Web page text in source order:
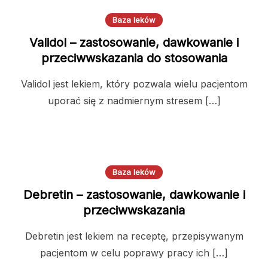
Baza leków
Validol – zastosowanie, dawkowanie i
przeciwwskazania do stosowania
Validol jest lekiem, który pozwala wielu pacjentom
uporać się z nadmiernym stresem […]
Baza leków
Debretin – zastosowanie, dawkowanie i
przeciwwskazania
Debretin jest lekiem na receptę, przepisywanym
pacjentom w celu poprawy pracy ich […]